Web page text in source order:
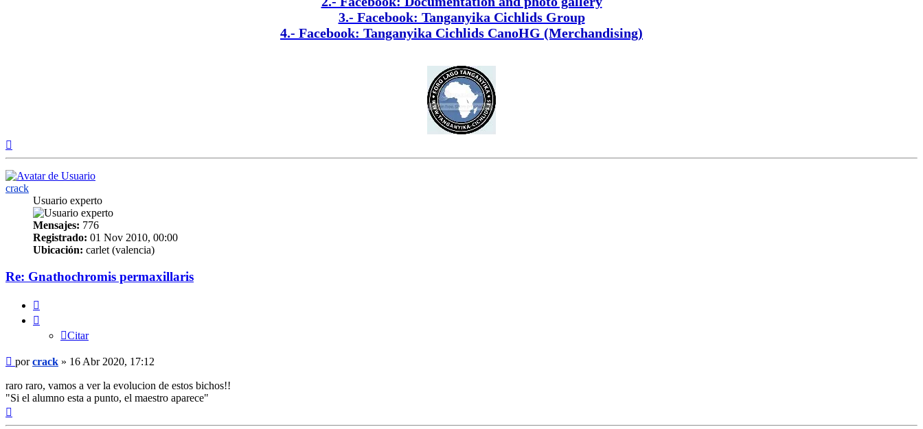
3.- Facebook: Tanganyika Cichlids Group
4.- Facebook: Tanganyika Cichlids CanoHG (Merchandising)
crack
Usuario experto
Mensajes: 776
Registrado: 01 Nov 2010, 00:00
Ubicación: carlet (valencia)
Re: Gnathochromis permaxillaris
Citar
Mensaje
porcrack » 16 Abr 2020, 17:12
raro raro, vamos a ver la evolucion de estos bichos!!
"Si el alumno esta a punto, el maestro aparece"